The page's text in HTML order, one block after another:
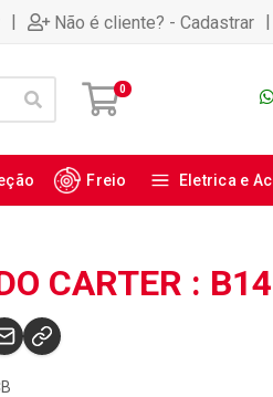
| Não é cliente? - Cadastrar |
0
Freio Eletrica e
CARTER :